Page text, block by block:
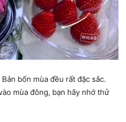
bốn mùa đều rất đặc sắc.
mùa đông, bạn hãy nhớ thử